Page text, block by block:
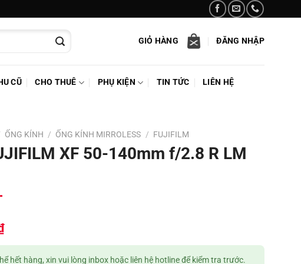
GIỎ HÀNG ĐĂNG NHẬP
CŨ CHO THUÊ PHỤ KIỆN TIN TỨC LIÊN HỆ
ỐNG KÍNH / ỐNG KÍNH MIRROLESS / FUJIFILM
XF 50-140mm f/2.8 R LM
hết hàng, xin vui lòng inbox hoặc liên hệ hotline để kiểm tra trước.